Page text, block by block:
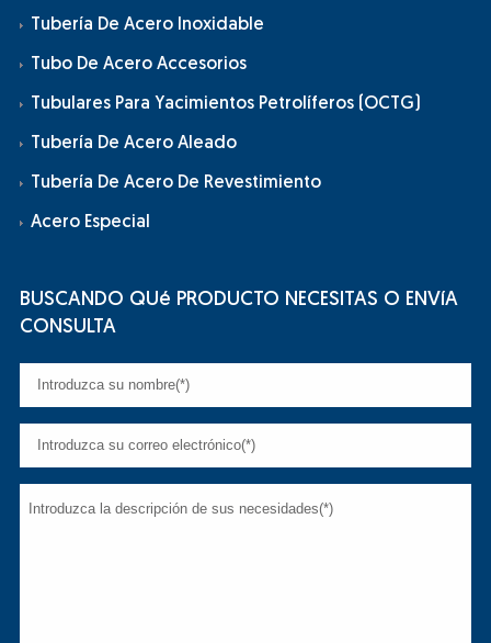
Tubería De Acero Inoxidable
Tubo De Acero Accesorios
Tubulares Para Yacimientos Petrolíferos (OCTG)
Tubería De Acero Aleado
Tubería De Acero De Revestimiento
Acero Especial
BUSCANDO QUé PRODUCTO NECESITAS O ENVíA
CONSULTA